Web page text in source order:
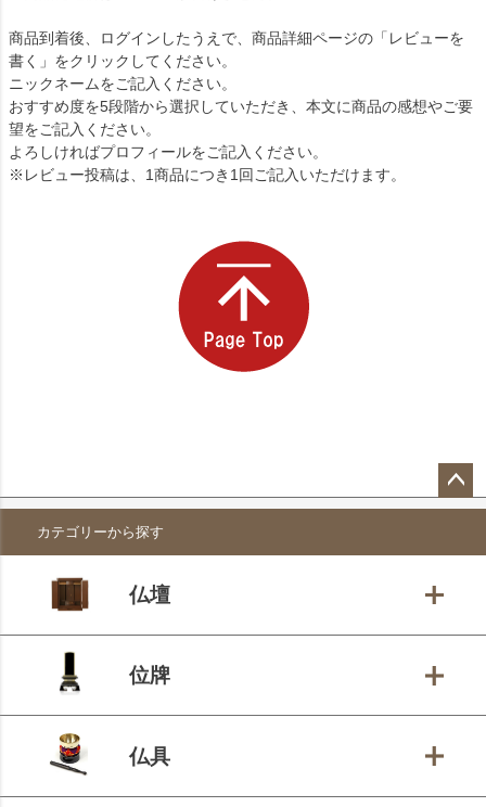
商品到着後、ログインしたうえで、商品詳細ページの「レビューを
書く」をクリックしてください。
ニックネームをご記入ください。
おすすめ度を5段階から選択していただき、本文に商品の感想やご要
望をご記入ください。
よろしければプロフィールをご記入ください。
※レビュー投稿は、1商品につき1回ご記入いただけます。
ペー
ップ
カテゴリーから探す
仏壇
位牌
仏具